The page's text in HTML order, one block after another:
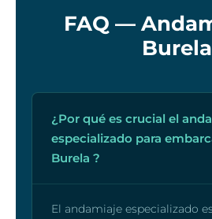
FAQ —
Burela
¿Por qué es crucial el
especializado para
Burela ?
El andamiaje especializado